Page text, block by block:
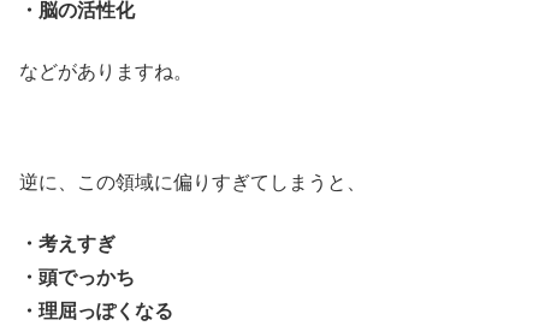
・脳の活性化
などがありますね。
逆に、この領域に偏りすぎてしまうと、
・考えすぎ
・頭でっかち
・理屈っぽくなる